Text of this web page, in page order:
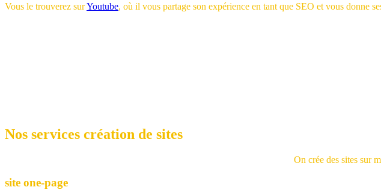
Vous le trouverez surYoutube, où il vous partage son expérience en tant que SEO et vous donne
Nos services création de sites
On crée des sites sur
site one-page